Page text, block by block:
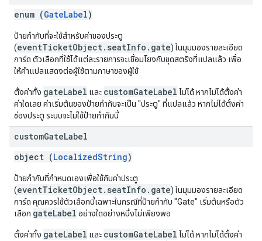
enum (GateLabel)
ป้ายกำกับที่จะใช้สำหรับค่าของประตู
(eventTicketObject.seatInfo.gate) ในมุมมองรายละเอียด
การ์ด ตัวเลือกที่ใช้ได้แต่ละรายการจะเชื่อมโยงกับชุดสตริงที่แปลแล้ว เพื่อ
ให้คำแปลแสดงต่อผู้ใช้ตามภาษาของผู้ใช้
ตั้งค่าทั้ง gateLabel และ customGateLabel ไม่ได้ หากไม่ได้ตั้งค่า
ค่าใดเลย ค่าเริ่มต้นของป้ายกำกับจะเป็น "ประตู" ที่แปลแล้ว หากไม่ได้ตั้งค่า
ช่องประตู ระบบจะไม่ใช้ป้ายกำกับนี้
customGateLabel
object (LocalizedString)
ป้ายกํากับที่กําหนดเองเพื่อใช้กับค่าประตู
(eventTicketObject.seatInfo.gate) ในมุมมองรายละเอียด
การ์ด คุณควรใช้ตัวเลือกนี้เฉพาะในกรณีที่ป้ายกำกับ "Gate" เริ่มต้นหรือตัว
เลือก gateLabel อย่างใดอย่างหนึ่งไม่เพียงพอ
ตั้งค่าทั้ง gateLabel และ customGateLabel ไม่ได้ หากไม่ได้ตั้งค่า